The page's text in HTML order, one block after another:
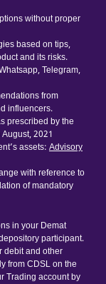
without proper
based on tips,
and its risks.
Telegram,
from
influencers.
prescribed by the
2021
assets: Advisory
with reference to
of mandatory
in your Demat
participant.
debit and other
from CDSL on the
Trading account by